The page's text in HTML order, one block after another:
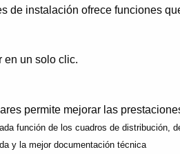
de instalación ofrece funciones
en un solo clic.
permite mejorar las
función de los cuadros de
y la mejor documentación técnica